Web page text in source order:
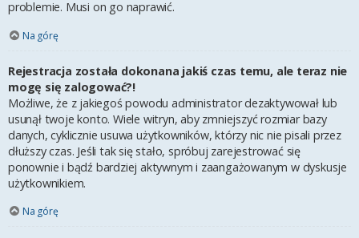
problemie. Musi on go naprawić.
Na górę
Rejestracja została dokonana jakiś czas temu, ale teraz nie
mogę się zalogować?!
Możliwe, że z jakiegoś powodu administrator dezaktywował lub
usunął twoje konto. Wiele witryn, aby zmniejszyć rozmiar bazy
danych, cyklicznie usuwa użytkowników, którzy nic nie pisali przez
dłuższy czas. Jeśli tak się stało, spróbuj zarejestrować się
ponownie i bądź bardziej aktywnym i zaangażowanym w dyskusje
użytkownikiem.
Na górę